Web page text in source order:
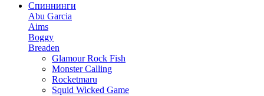
Спиннинги
Abu Garcia
Aims
Boggy
Breaden
Glamour Rock Fish
Monster Calling
Rocketmaru
Squid Wicked Game